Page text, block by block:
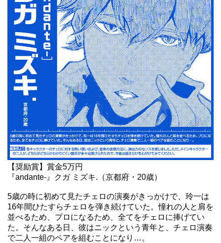
【奨励賞】賞金5万円
『andante-』クガ ミズキ.（京都府・20歳）
5歳の時に初めて見たチェロの演奏がきっかけで、玲一は
16年間ひたすらチェロを弾き続けていた。憧れの人と肩を
並べるため、プロになるため、全てをチェロに捧げてい
た。そんなある日、彼はニックという青年と、チェロ演奏
で二人一組のペアを組むことになり…。